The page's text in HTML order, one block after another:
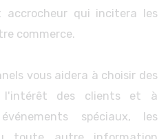
qui incitera les
commerce.
vous aidera à choisir des
l'intérêt des clients et à
spéciaux, les